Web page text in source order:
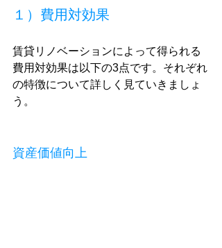
１）費用対効果
賃貸リノベーションによって得られる
費用対効果は以下の3点です。それぞれ
の特徴について詳しく見ていきましょ
う。
資産価値向上